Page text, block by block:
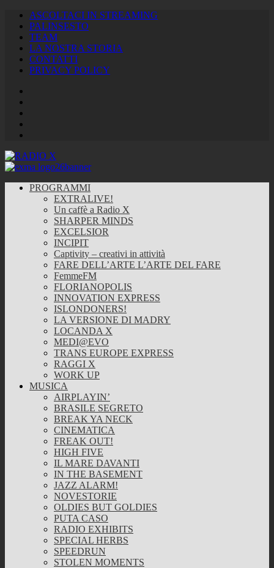
ASCOLTACI IN STREAMING
PALINSESTO
TEAM
LA NOSTRA STORIA
CONTATTI
PRIVACY POLICY
PROGRAMMI
EXTRALIVE!
Un caffè a Radio X
SHARPER MINDS
EXCELSIOR
INCIPIT
Captivity – creativi in attività
FARE DELL’ARTE L’ARTE DEL FARE
FemmeFM
FLORIANOPOLIS
INNOVATION EXPRESS
ISLONDONERS!
LA VERSIONE DI MADRY
LOCANDA X
MEDI@EVO
TRANS EUROPE EXPRESS
RAGGI X
WORK UP
MUSICA
AIRPLAYIN’
BRASILE SEGRETO
BREAK YA NECK
CINEMATICA
FREAK OUT!
HIGH FIVE
IL MARE DAVANTI
IN THE BASEMENT
JAZZ ALARM!
NOVESTORIE
OLDIES BUT GOLDIES
PUTA CASO
RADIO EXHIBITS
SPECIAL HERBS
SPEEDRUN
STOLEN MOMENTS